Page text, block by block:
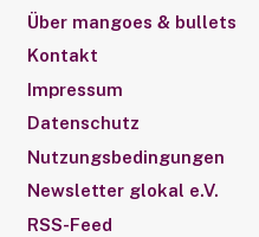
Über mangoes & bullets
Kontakt
Impressum
Datenschutz
Nutzungsbedingungen
Newsletter glokal e.V.
RSS-Feed